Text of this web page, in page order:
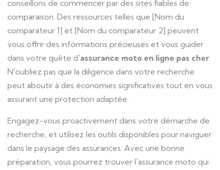
conseillons de commencer par des sites fiables de
comparaison. Des ressources telles que [Nom du
comparateur 1] et [Nom du comparateur 2] peuvent
vous offrir des informations précieuses et vous guider
dans votre quête d'assurance moto en ligne pas cher.
N'oubliez pas que la diligence dans votre recherche
peut aboutir à des économies significatives tout en vous
assurant une protection adaptée.
Engagez-vous proactivement dans votre démarche de
recherche, et utilisez les outils disponibles pour naviguer
dans le paysage des assurances. Avec une bonne
préparation, vous pourrez trouver l'assurance moto qui